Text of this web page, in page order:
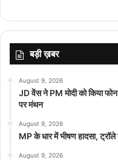
बड़ी ख़बर
August 9, 2026
JD वेंस ने PM मोदी को किया
पर मंथन
August 9, 2026
MP के धार में भीषण हादसा,
August 9, 2026